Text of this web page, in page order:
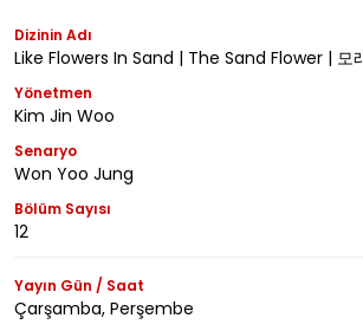
Dizinin Adı
Like Flowers In Sand | The Sand Flower | 모
Yönetmen
Kim Jin Woo
Senaryo
Won Yoo Jung
Bölüm Sayısı
12
Yayın Gün / Saat
Çarşamba, Perşembe